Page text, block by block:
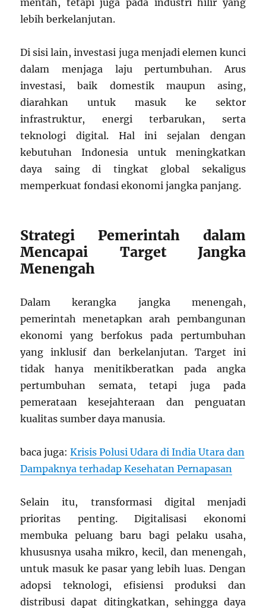
mentah, tetapi juga pada industri hilir yang
lebih berkelanjutan.
Di sisi lain, investasi juga menjadi elemen kunci
dalam menjaga laju pertumbuhan. Arus
investasi, baik domestik maupun asing,
diarahkan untuk masuk ke sektor
infrastruktur, energi terbarukan, serta
teknologi digital. Hal ini sejalan dengan
kebutuhan Indonesia untuk meningkatkan
daya saing di tingkat global sekaligus
memperkuat fondasi ekonomi jangka panjang.
Strategi Pemerintah dalam
Mencapai Target Jangka
Menengah
Dalam kerangka jangka menengah,
pemerintah menetapkan arah pembangunan
ekonomi yang berfokus pada pertumbuhan
yang inklusif dan berkelanjutan. Target ini
tidak hanya menitikberatkan pada angka
pertumbuhan semata, tetapi juga pada
pemerataan kesejahteraan dan penguatan
kualitas sumber daya manusia.
baca juga:Krisis Polusi Udara di India Utara dan
Dampaknya terhadap Kesehatan Pernapasan
Selain itu, transformasi digital menjadi
prioritas penting. Digitalisasi ekonomi
membuka peluang baru bagi pelaku usaha,
khususnya usaha mikro, kecil, dan menengah,
untuk masuk ke pasar yang lebih luas. Dengan
adopsi teknologi, efisiensi produksi dan
distribusi dapat ditingkatkan, sehingga daya